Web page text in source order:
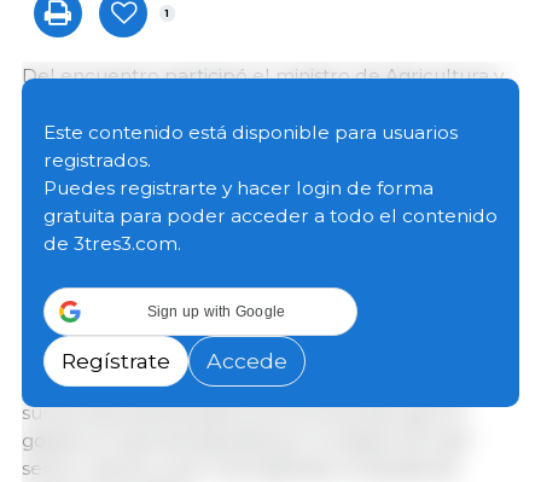
1
Del encuentro participó el ministro de Agricultura y
SENACSA, José Martin Camperchioli, el presidente
de la ARP, Daniel Prieto , el presidente de la
Comisión de la Carne de la ARP, Mario Balmelli, el
presidente de la Asociación Paraguaya de
Productores y Exportadores de Carne (APPEC)
Durante el encuentro, se analizaron aspectos de la
evolución que ha tenido la cadena de valor de la
carne junto a sus perspectivas, éste sector es de
suma importancia para la economía del país. El
gobierno nacional apuesta por el desarrollo del
sector cárnico y por la progresiva conquista de
Este contenido está disponible para usuarios
registrados.
Puedes registrarte y hacer login de forma
gratuita para poder acceder a todo el contenido
de 3tres3.com.
Sign up with Google
Regístrate Accede